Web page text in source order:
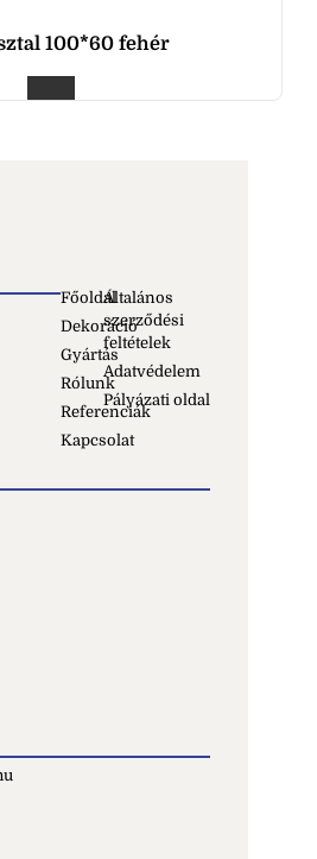
100*60 fehér
Főoldal
Dekoráció
Gyártás
Rólunk
Referenciák
Kapcsolat
Általános
szerződési
feltételek
Adatvédelem
Pályázati oldal